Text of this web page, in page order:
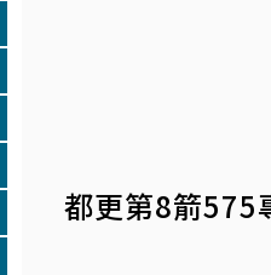
都更第8箭575